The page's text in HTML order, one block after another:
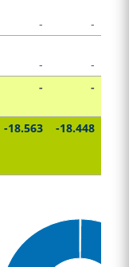
-
-
-
-
- -
-18.563 -18.448